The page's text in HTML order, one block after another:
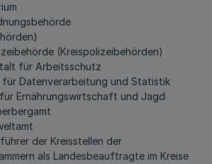
(Kreispolizeibehörden)
für Arbeitsschutz
für Datenverarbeitung und Statistik
Ernährungswirtschaft und Jagd
der Kreisstellen der
als Landesbeauftragte im Kreise